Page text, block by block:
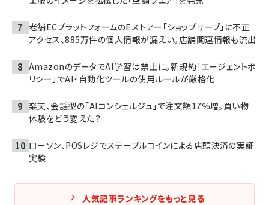
老舗ECプラットフォームのEストアー「ショップサーブ」に不正
アクセス、885万件の個人情報が漏えい。店舗関連情報も流出
AmazonのデータでAI学習は禁止に。新規約「エージェントポ
リシー」でAI・自動化ツールの使用ルールが厳格化
楽天、会話型の「AIコンシェルジュ」で注文額17％増。買い物
体験をどう変えた？
ローソン、POSレジでステーブルコインによる店頭決済の実証
実験
人気記事ランキングをもっと見る